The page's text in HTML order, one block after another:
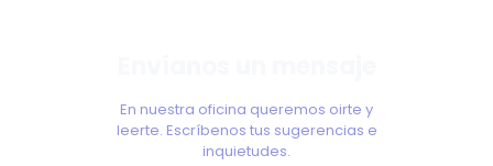
En nuestra oficina queremos oirte y
leerte. Escríbenos tus sugerencias e
inquietudes.